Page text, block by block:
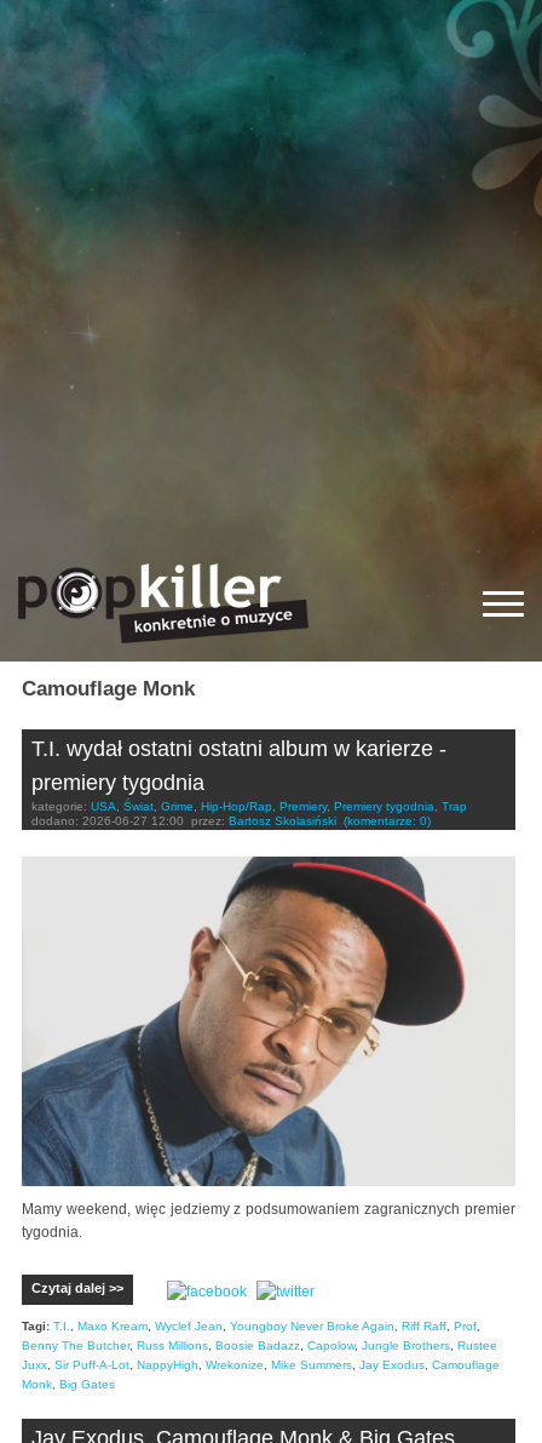
Camouflage Monk
T.I. wydał ostatni ostatni album w karierze -
premiery tygodnia
kategorie: USA, Świat, Grime, Hip-Hop/Rap, Premiery, Premiery tygodnia, Trap
dodano: 2026-06-27 12:00 przez: Bartosz Skolasiński (komentarze: 0)
Mamy weekend, więc jedziemy z podsumowaniem zagranicznych premier
tygodnia.
Czytaj dalej >>
Tagi: T.I. Maxo Kream Wyclef Jean Youngboy Never Broke Again Riff Raff Prof
Benny The Butcher, Russ Millions Boosie Badazz Capolow, Jungle Brothers Rustee
Juxx Sir Puff-A-Lot NappyHigh Wrekonize Mike Summers Jay Exodus Camouflage
Monk Big Gates
Jay Exodus, Camouflage Monk & Big Gates